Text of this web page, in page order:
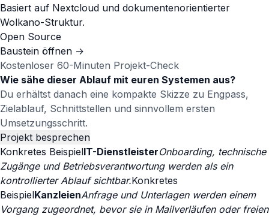
Basiert auf Nextcloud und dokumentenorientierter
Wolkano-Struktur.
Open Source
Baustein öffnen →
Kostenloser 60-Minuten Projekt-Check
Wie sähe dieser Ablauf mit euren Systemen aus?
Du erhältst danach eine kompakte Skizze zu Engpass,
Zielablauf, Schnittstellen und sinnvollem ersten
Umsetzungsschritt.
Projekt besprechen
Konkretes BeispielIT-DienstleisterOnboarding, technische
Zugänge und Betriebsverantwortung werden als ein
kontrollierter Ablauf sichtbar.Konkretes
BeispielKanzleienAnfrage und Unterlagen werden einem
Vorgang zugeordnet, bevor sie in Mailverläufen oder freien